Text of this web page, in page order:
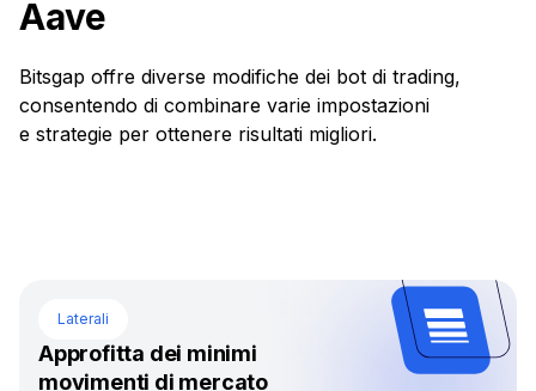
Aave
Bitsgap offre diverse modifiche dei bot di trading,
consentendo di combinare varie impostazioni
e strategie per ottenere risultati migliori.
Laterali
Approfitta dei minimi
movimenti di mercato